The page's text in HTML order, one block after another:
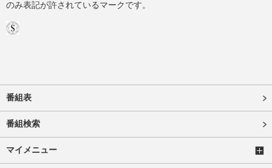
のみ表記が許されているマークです。
番組表
番組検索
マイメニュー